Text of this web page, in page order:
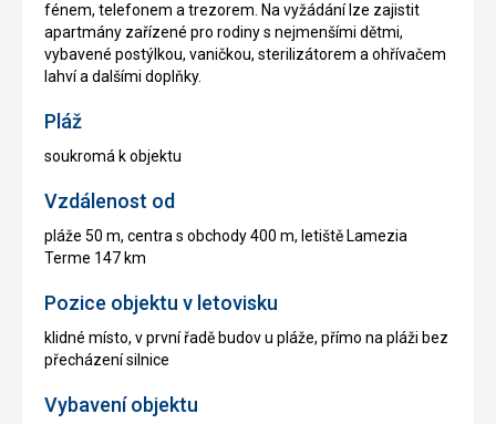
fénem, telefonem a trezorem. Na vyžádání lze zajistit
apartmány zařízené pro rodiny s nejmenšími dětmi,
vybavené postýlkou, vaničkou, sterilizátorem a ohřívačem
lahví a dalšími doplňky.
Pláž
soukromá k objektu
Vzdálenost od
pláže 50 m, centra s obchody 400 m, letiště Lamezia
Terme 147 km
Pozice objektu v letovisku
klidné místo, v první řadě budov u pláže, přímo na pláži bez
přecházení silnice
Vybavení objektu